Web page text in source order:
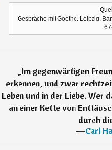
Gespräche mit Goethe, Leipzig,
„Im gegenwärtigen
erkennen, und zwar
Leben und in der Liebe. Wer
an einer Kette von
durch
―Carl